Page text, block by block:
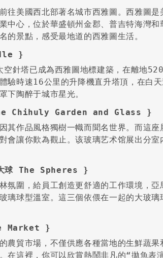
往美國西北部著名城市西雅圖。西雅圖是
中心，位於華盛頓州金郡、普吉特海灣和
的景點，感受最地道的西雅圖生活。
}
針塔已成為西雅圖地標建築，在離地
驗時速16公里的升降機直升塔頂，在白
下陶醉于城市星光。
Chihuly Garden and Glass }
其作品風格獨樹一幟而聞名世界。而這
會讓你歎為觀止。该玻璃艺术馆展出分室
大球 The Spheres }
氛圍，給員工創造更舒適的工作環境，亞
璃球型溫室。這三個依偎在一起的大玻
Market }
農貿市場，不僅供應各種當地的生鮮蔬果
在這裡，你可以欣賞熱鬧非凡的“拋魚表